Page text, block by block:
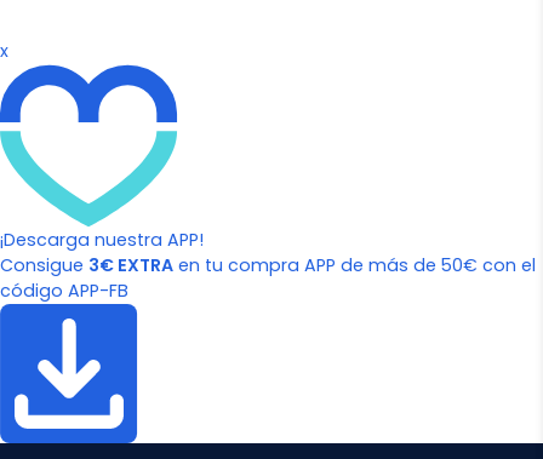
x
¡Descarga nuestra APP!
Consigue 3€ EXTRA en tu compra APP de más de 50€ con el
código APP-FB